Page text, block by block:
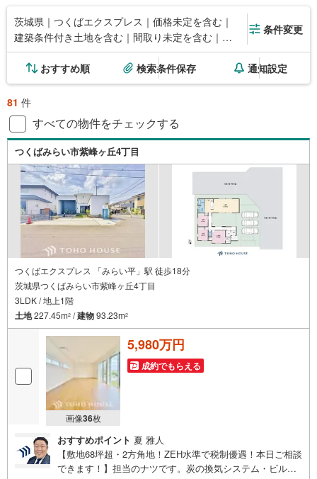
茨城県｜つくばエクスプレス｜価格未定を含む｜
建築条件付き土地を含む｜間取り未定を含む｜対
面キッチン
条件変更
おすすめ順 検索条件保存 通知設定
81 件
すべての物件をチェックする
つくばみらい市紫峰ヶ丘4丁目
つくばエクスプレス 「みらい平」駅 徒歩18分
茨城県つくばみらい市紫峰ヶ丘4丁目
3LDK / 地上1階
土地227.45m2 /建物93.23m2
画像36枚
5,980万円
成約でもらえる
おすすめポイント 夏 雅人
【敷地68坪超・2方角地！ZEH水準で税制優遇！本日ご相談
できます！】担当のナツです。炭の換気システム・ビルト